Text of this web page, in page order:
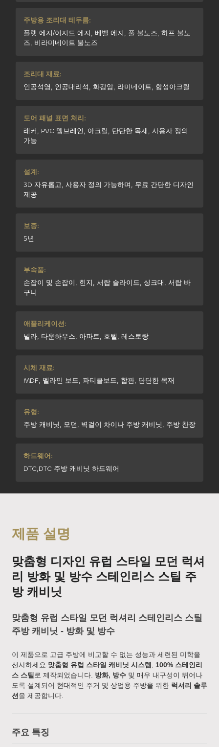
주방용 조리대 테두름:
플랫 에지/이지드 에지, 베벨 에지, 풀 불노즈, 하프 불노
즈, 비라미네이트 불노즈
조리대 재료:
인공석영, 인공대리석, 화강암, 라미네이트, 합성아크릴
도어 패널 표면 처리:
래커, PVC 멤브레인, 아크릴, 단단한 목재, 사용자 정의
가능
설계:
3D 자유롭고, 사용자 정의 가능하며, 무료 간단한 디자인
제공
보증:
5년
부속품:
손잡이 및 손잡이, 힌지, 서랍 슬라이드, 싱크대, 서랍 바
구니
애플리케이션:
빌라, 타운하우스, 아파트, 호텔, 레스토랑
시체 재료:
MDF, 멜라민 보드, 파티클보드, 합판, 단단한 목재
유형:
주방 캐비닛, 모던, 벽걸이 차이나 주방 캐비닛, 주방 찬장
하드웨어:
DTC,DTC 주방 캐비닛 하드웨어
제품 설명
맞춤형 디자인 유럽 스타일 모던 럭셔
리 방화 및 방수 스테인리스 스틸 주
방 캐비닛
맞춤형 유럽 스타일 모던 럭셔리 스테인리스 스틸
주방 캐비닛 - 방화 및 방수
이 제품으로 고급 주방에 비교할 수 없는 성능과 세련된 미학을
선사하세요. 맞춤형 유럽 스타일 캐비닛 시스템
100% 스테인리
스 스틸 로 제작되었습니다. 방화, 방수 및 매우 내구성이 뛰어나
도록 설계되어 현대적인 주거 및 상업용 주방을 위한 럭셔리 솔루
션 을 제공합니다.
주요 특징